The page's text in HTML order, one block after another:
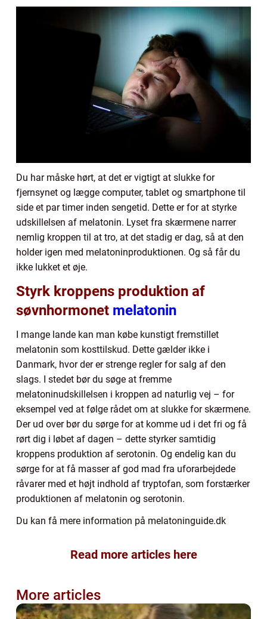
Du har måske hørt, at det er vigtigt at slukke for
fjernsynet og lægge computer, tablet og smartphone til
side et par timer inden sengetid. Dette er for at styrke
udskillelsen af melatonin. Lyset fra skærmene narrer
nemlig kroppen til at tro, at det stadig er dag, så at den
holder igen med melatoninproduktionen. Og så får du
ikke lukket et øje.
Styrk kroppens produktion af
søvnhormonet melatonin
I mange lande kan man købe kunstigt fremstillet
melatonin som kosttilskud. Dette gælder ikke i
Danmark, hvor der er strenge regler for salg af den
slags. I stedet bør du søge at fremme
melatoninudskillelsen i kroppen ad naturlig vej – for
eksempel ved at følge rådet om at slukke for skærmene.
Der ud over bør du sørge for at komme ud i det fri og få
rørt dig i løbet af dagen – dette styrker samtidig
kroppens produktion af serotonin. Og endelig kan du
sørge for at få masser af god mad fra uforarbejdede
råvarer med et højt indhold af tryptofan, som forstærker
produktionen af melatonin og serotonin.
Du kan få mere information på melatoninguide.dk
Read more articles here
More articles